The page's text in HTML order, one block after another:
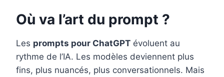
Où va l’art du prompt ?
Les prompts pour ChatGPT évoluent au
rythme de l’IA. Les modèles deviennent plus
fins, plus nuancés, plus conversationnels. Mais